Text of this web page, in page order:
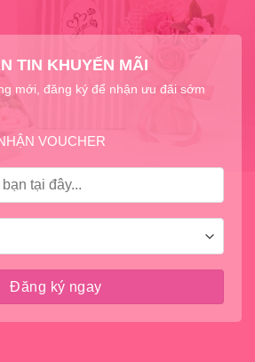
TIN KHUYẾN MÃI
mới, đăng ký để nhận ưu đãi sớm
VOUCHER